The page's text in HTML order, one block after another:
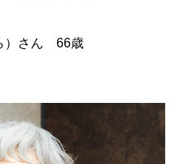
）さん 66歳